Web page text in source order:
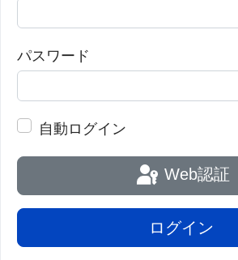
パスワード
自動ログイン
Web認証
ログイン